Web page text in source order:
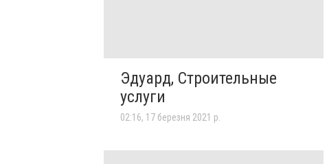
Эдуард, Строительные
услуги
02:16, 17 березня 2021 р.